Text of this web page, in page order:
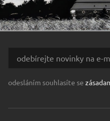
odesláním souhlasíte se